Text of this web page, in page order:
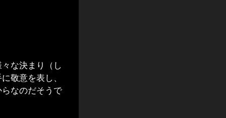
な決まり（し
敬意を表し、
なのだそうで